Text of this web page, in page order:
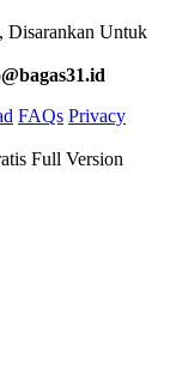
Disarankan Untuk
FAQs Privacy
Full Version